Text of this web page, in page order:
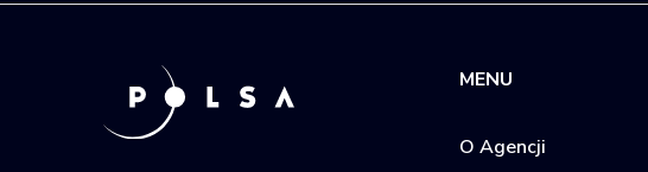
MENU
O Agencji